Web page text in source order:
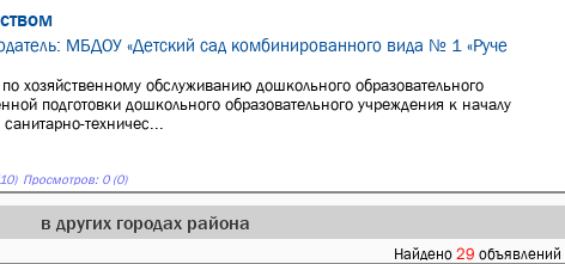
МБДОУ «Детский сад комбинированного вида № 1 «Руче
хозяйственному обслуживанию дошкольного образовательного
подготовки дошкольного образовательного учреждения к началу
техничес...
Просмотров: 0 (0)
в других городах района
Найдено 29 объявлений